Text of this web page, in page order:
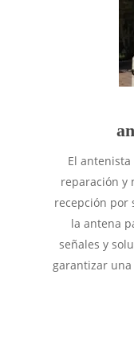
El
reparación y
recepción por
la antena
señales y
garantizar